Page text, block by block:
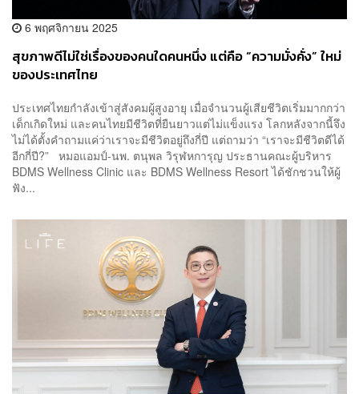
6 พฤศจิกายน 2025
สุขภาพดีไม่ใช่เรื่องของคนใดคนหนึ่ง แต่คือ “ความมั่งคั่ง” ใหม่
ของประเทศไทย
ประเทศไทยกำลังเข้าสู่สังคมผู้สูงอายุ เมื่อจำนวนผู้เสียชีวิตเริ่มมากกว่า
เด็กเกิดใหม่ และคนไทยมีชีวิตที่ยืนยาวแต่ไม่แข็งแรง โลกหลังจากนี้จึง
ไม่ได้ตั้งคำถามแค่ว่าเราจะมีชีวิตอยู่ถึงกี่ปี แต่ถามว่า “เราจะมีชีวิตดีได้
อีกกี่ปี?” หมอแอมป์-นพ. ตนุพล วิรุฬหการุญ ประธานคณะผู้บริหาร
BDMS Wellness Clinic และ BDMS Wellness Resort ได้ชักชวนให้ผู้
ฟัง...